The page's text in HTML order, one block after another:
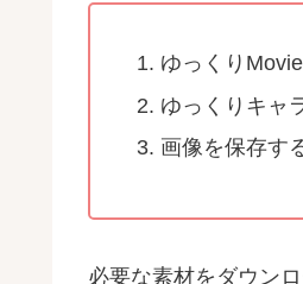
ゆっくり
ゆっくりキャ
画像を保存す
必要な素材をダウン